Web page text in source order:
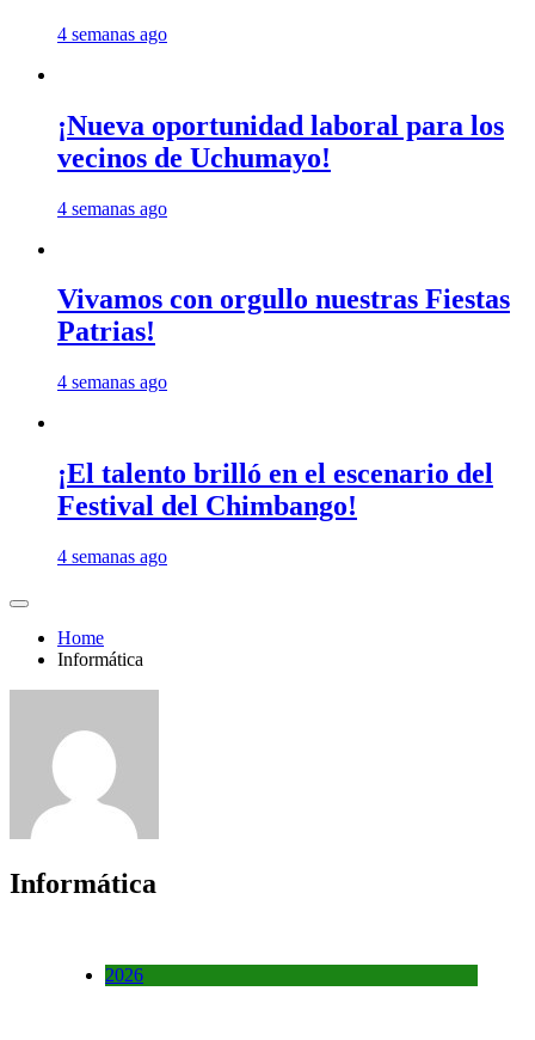
4 semanas ago
¡Nueva oportunidad laboral para los
vecinos de Uchumayo!
4 semanas ago
Vivamos con orgullo nuestras Fiestas
Patrias!
4 semanas ago
¡El talento brilló en el escenario del
Festival del Chimbango!
4 semanas ago
Home
Informática
Informática
2026